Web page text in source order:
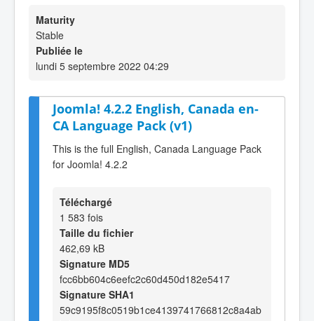
Maturity
Stable
Publiée le
lundi 5 septembre 2022 04:29
Joomla! 4.2.2 English, Canada en-
CA Language Pack (v1)
This is the full English, Canada Language Pack
for Joomla! 4.2.2
Téléchargé
1 583 fois
Taille du fichier
462,69 kB
Signature MD5
fcc6bb604c6eefc2c60d450d182e5417
Signature SHA1
59c9195f8c0519b1ce4139741766812c8a4ab